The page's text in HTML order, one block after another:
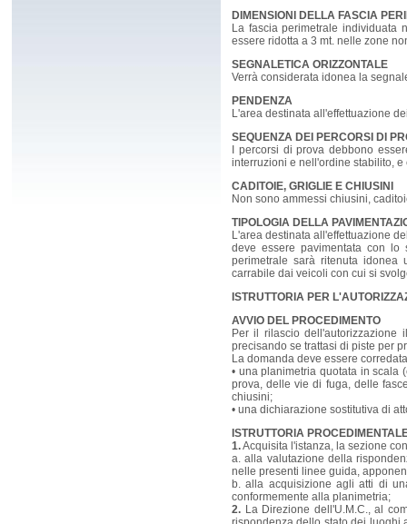
DIMENSIONI DELLA FASCIA
La fascia perimetrale individuata
essere ridotta a 3 mt. nelle zone
SEGNALETICA ORIZZONTALE
Verrà considerata idonea la
PENDENZA
L'area destinata all'effettuazione
SEQUENZA DEI PERCORSI DI
I percorsi di prova debbono
interruzioni e nell'ordine stabilito,
CADITOIE, GRIGLIE E CHIUSINI
Non sono ammessi chiusini,
TIPOLOGIA DELLA
L'area destinata all'effettuazione
deve essere pavimentata con
perimetrale sarà ritenuta idonea
carrabile dai veicoli con cui si
ISTRUTTORIA PER
AVVIO DEL PROCEDIMENTO
Per il rilascio
precisando se trattasi di piste per
La domanda deve essere
• una planimetria quotata in scala
prova, delle vie di fuga, delle
chiusini;
• una dichiarazione sostitutiva di
ISTRUTTORIA
1.Acquisita l'istanza, la sezione
a. alla valutazione della
nelle presenti linee guida,
b. alla acquisizione agli atti di
conformemente alla planimetria;
2. La Direzione dell'U.M.C., al